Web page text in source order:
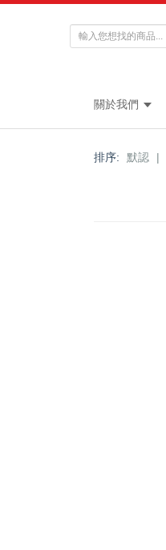
關於我們
排序: 默認 |